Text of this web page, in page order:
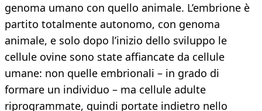
genoma umano con quello animale. L’embrione è
partito totalmente autonomo, con genoma
animale, e solo dopo l’inizio dello sviluppo le
cellule ovine sono state affiancate da cellule
umane: non quelle embrionali – in grado di
formare un individuo – ma cellule adulte
riprogrammate, quindi portate indietro nello